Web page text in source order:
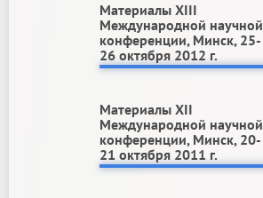
Материалы ХIII
Международной научной
конференции, Минск, 25-
26 октября 2012 г.
Материалы ХII
Международной научной
конференции, Минск, 20-
21 октября 2011 г.